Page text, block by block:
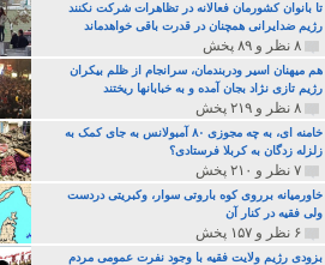
تا بانوان کشورمان فعالانه در تظاهرات شرکت نکنند
رژیم ضدایرانی همچنان در قدرت باقی خواهدماند
۸ نظر و ۸۹ پخش
هم میهنان اسیر ودربندمان، سرانجام از ظلم بیکران
رژیم تازی نژاد بجان آمده و به خبابانها ریختند
۸ نظر و ۲۱۹ پخش
خامنه ای، به چه مجوزی ۸۰ آمبولانس به جای کمک به
زلزله زدگان به کربلا فرستادی؟
۷ نظر و ۲۱۰ پخش
خاورمیانه برروی کوه باروتی سوار، وکبریتی دردست
ولی فقیه در کنار آن
۶ نظر و ۱۵۷ پخش
بزودی رژیم ولایت فقیه با وجود نفرت عمومی مردم